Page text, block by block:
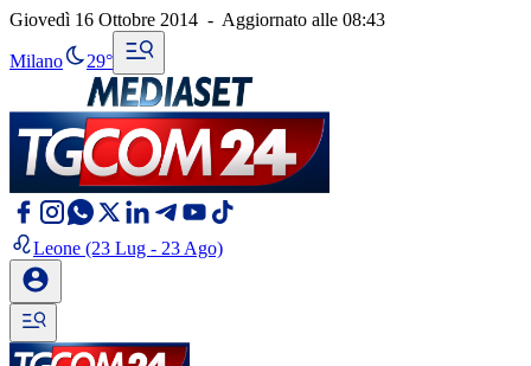
Giovedì 16 Ottobre 2014 - Aggiornato alle 08:43
Milano 29°
Leone (23 Lug - 23 Ago)